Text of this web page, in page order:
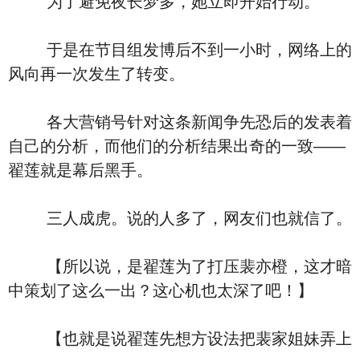
于是在节目组发博后不到一小时，网络上的
风向再一次发生了转变。
各大营销号针对这条新闻争先恐后的发表着
自己的分析，而他们的分析结果出奇的一致——
翟莲就是幕后黑手。
三人成虎。说的人多了，网友们也就信了。
【所以说，是翟莲为了打压裴亦橙，这才暗
中策划了这么一出？这心机也太深了吧！】
【也就是说翟莲先想方设法把裴家姐妹弄上